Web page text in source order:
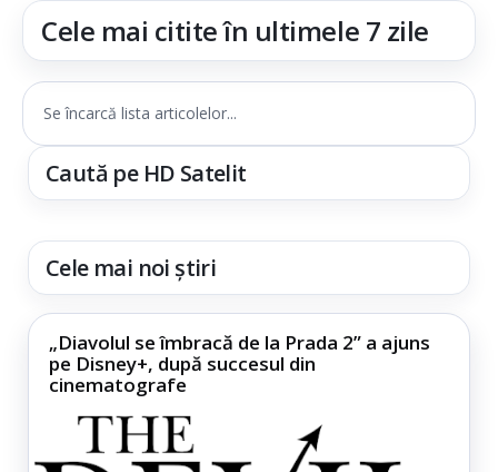
Cele mai citite în ultimele 7 zile
Se încarcă lista articolelor...
Caută pe HD Satelit
Cele mai noi știri
„Diavolul se îmbracă de la Prada 2” a ajuns
pe Disney+, după succesul din
cinematografe